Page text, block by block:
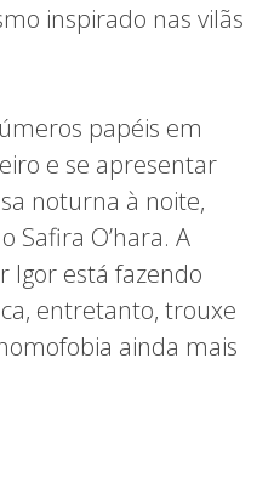
inspirado nas vilãs
papéis em
e se apresentar
noturna à noite,
Safira O’hara. A
Igor está fazendo
entretanto, trouxe
ainda mais